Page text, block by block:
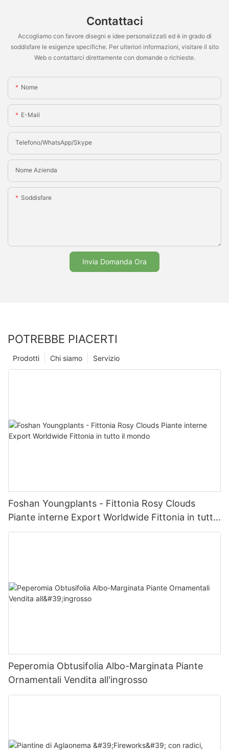
Contattaci
Accogliamo con favore disegni e idee personalizzati ed è in grado di
soddisfare le esigenze specifiche. Per ulteriori informazioni, visitare il sito
Web o contattarci direttamente con domande o richieste.
Nome
E-Mail
Telefono/WhatsApp/Skype
Nome Azienda
Soddisfare
Invia Domanda Ora
POTREBBE PIACERTI
Servizio
Chi siamo
Prodotti
Foshan Youngplants - Fittonia Rosy Clouds
Piante interne Export Worldwide Fittonia in tutto
il mondo
Peperomia Obtusifolia Albo-Marginata Piante
Ornamentali Vendita all'ingrosso